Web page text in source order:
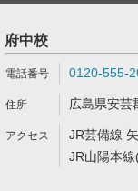
府中校
0120-555-
広島県安芸
JR芸備線
JR山陽本